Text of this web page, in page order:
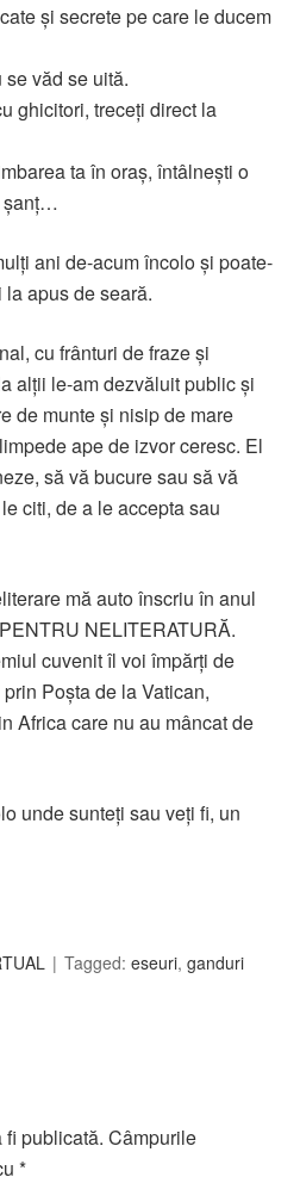
și secrete pe care le ducem
văd se uită.
ghicitori, treceți direct la
ta în oraș, întâlnești o
șanț…
ani de-acum încolo și poate-
apus de seară.
cu frânturi de fraze și
alții le-am dezvăluit public și
de munte și nisip de mare
ape de izvor ceresc. El
să vă bucure sau să vă
citi, de a le accepta sau
mă auto înscriu în anul
NELITERATURĂ.
cuvenit îl voi împărți de
Poșta de la Vatican,
Africa care nu au mâncat de
unde sunteți sau veți fi, un
Tagged:eseuri,ganduri
fi publicată. Câmpurile
*